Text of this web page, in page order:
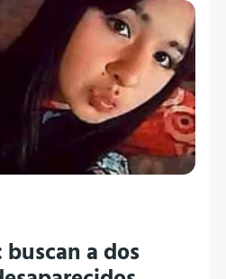
a dos